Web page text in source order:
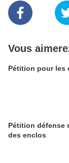
Vous
Pétition pour les
Pétition défense
des enclos